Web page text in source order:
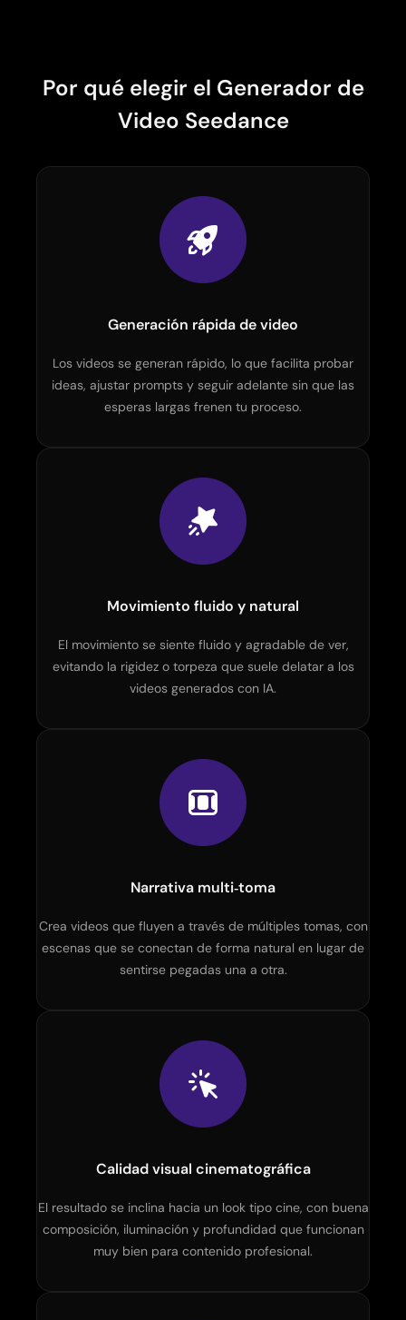
Por qué elegir el Generador de
Video Seedance
Generación rápida de video
Los videos se generan rápido, lo que facilita probar
ideas, ajustar prompts y seguir adelante sin que las
esperas largas frenen tu proceso.
Movimiento fluido y natural
El movimiento se siente fluido y agradable de ver,
evitando la rigidez o torpeza que suele delatar a los
videos generados con IA.
Narrativa multi‑toma
Crea videos que fluyen a través de múltiples tomas, con
escenas que se conectan de forma natural en lugar de
sentirse pegadas una a otra.
Calidad visual cinematográfica
El resultado se inclina hacia un look tipo cine, con buena
composición, iluminación y profundidad que funcionan
muy bien para contenido profesional.